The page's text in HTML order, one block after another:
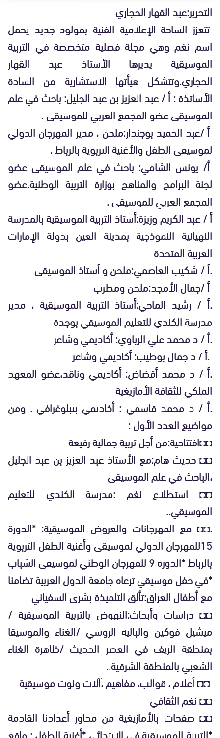
التحرير:عبد القهار الحجاري
تتعزز الساحة الإعلامية الفنية بمولود جديد يحمل
اسم نغم وهي مجلة فصلية متخصصة في التربية
الموسيقية يديرها الأستاذ عبد القهار
الحجاري.وتتشكل هيأتها الاستشارية من السادة
الأساتذة : أ / عبد العزيز بن عبد الجليل: باحث في علم
الموسيقى عضو المجمع العربي للموسيقى .
أ /عبد الحميد بوجندار:ملحن ، مدير المهرجان الدولي
لموسيقى الطفل والأغنية التربوية بالرباط .
أ/ يونس الشامي: باحث في علم الموسيقى عضو
لجنة البرامج والمناهج بوزارة التربية الوطنية.عضو
المجمع العربي للموسيقى .
أ / عبد الكريم وزيزة:أستاذ التربية الموسيقية بالمدرسة
النهيانية النموذجية بمدينة العين بدولة الإمارات
العربية المتحدة
.أ / شكيب العاصمي:ملحن و أستاذ الموسيقى
أ /جمال الأمجد:ملحن ومطرب
.أ / رشيد الماحي:أستاذ التربية الموسيقية ، مدير
مدرسة الكندي للتعليم الموسيقي بوجدة
.أ / د محمد علي الرباوي: أكاديمي وشاعر
.أ / د جمال بوطيب: أكاديمي وشاعر
.أ / د محمد أقضاض: أكاديمي وناقد،عضو المعهد
الملكي للثقافة الأمازيغية
.أ / د محمد قاسمي : أكاديمي بيبلوغرافي . ومن
مواضيع العدد الأول :
◘◘افتتاحية:من أجل تربية جمالية رفيعة
◘◘ حديث هام:مع الأستاذ عبد العزيز بن عبد الجليل
،الباحث في علم الموسيقى
◘◘ استطلاع نغم :مدرسة الكندي للتعليم
الموسيقي..
.◘◘ مع المهرجانات والعروض الموسيقية: *الدورة
15للمهرجان الدولي لموسيقى وأغنية الطفل التربوية
بالرباط *الدورة 9 للمهرجان الوطني لموسيقى الشباب
*في حفل موسيقي ترعاه جامعة الدول العربية تضامنا
مع أطفال العراق:تألق التلميذة بشرى السفياني
◘◘ دراسات وأبحاث:النهوض بالتربية الموسيقية /
ميشيل فوكين والباليه الروسي /الغناء والموسيقا
بمنطقة الريف في العصر الحديث /ظاهرة الغناء
الشعبي بالمنطقة الشرقية..
◘◘ أعلام ، قوالب، مفاهيم ،آلات ونوت موسيقية
◘◘ نغم الثقافي
◘◘ صفحات بالأمازيغية من محاور أعدادنا القادمة
*التربية الموسيقية في الابتدائي *أغنية الطفل : واقع